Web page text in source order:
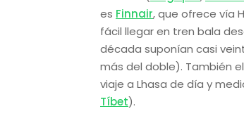
es Finnair, que ofrece vía
fácil llegar en tren bala
década suponían casi
más del doble). También
viaje a Lhasa de día y
Tíbet).